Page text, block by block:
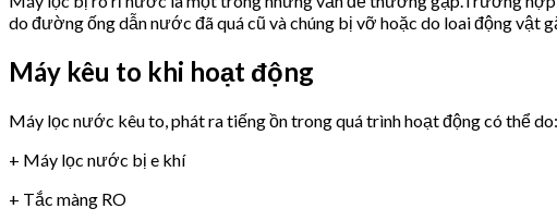
do đường ống dẫn nước đã quá cũ và chúng bị vỡ hoặc do loai động vật
Máy kêu to khi hoạt động
Máy lọc nước kêu to, phát ra tiếng ồn trong quá trình hoạt động có thể do:
+ Máy lọc nước bị e khí
+ Tắc màng RO